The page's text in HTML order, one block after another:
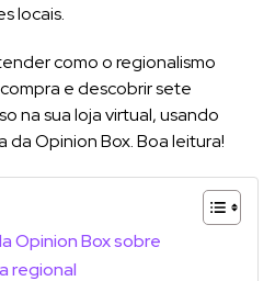
locais.
como o regionalismo
e descobrir sete
na sua loja virtual, usando
Opinion Box. Boa leitura!
Opinion Box sobre
regional